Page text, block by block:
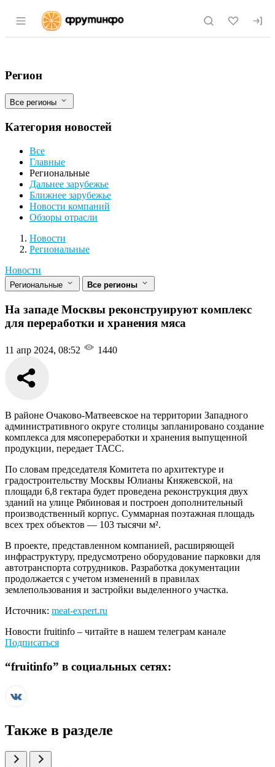
Раздел навигации по сайту fruitinfo.ru
На западе Москвы реконструируют
Фильтры
Регион
Все регионы
Категория новостей
Все
Главные
Региональные
Дальнее зарубежье
Ближнее зарубежье
Новости компаний
Обзоры отрасли
Новости
Разделы
Новости
Региональные
Новости
Региональные Все регионы
На западе Москвы реконструируют комплекс
для переработки и хранения мяса
11 апр 2024, 08:52 1440
В районе Очаково-Матвеевское на территории Западного
административного округе столицы запланировано создание
комплекса для мясопереработки и хранения выпущенной
продукции, передает ТАСС.
По словам председателя Комитета по архитектуре и
градостроительству Москвы Юлианы Княжевской, на
площади 6,8 гектара будет проведена реконструкция двух
зданий на улице Рябиновая и построен дополнительный
производственный корпус. Суммарная поэтажная площадь
всех трех объектов — 103 тысячи м².
В проекте, представленном компанией, расширяющей
инфраструктуру, предусмотрено оборудование парковки для
автотранспорта сотрудников. Разработка документации
продолжается с учетом изменений в правилах
землепользования и застройки выделенного участка.
Источник: meat-expert.ru
Новости fruitinfo – читайте в нашем телеграм канале
Подписаться
“fruitinfo” в социальных сетях:
Также в разделе